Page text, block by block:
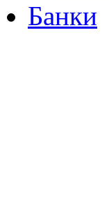
Банки